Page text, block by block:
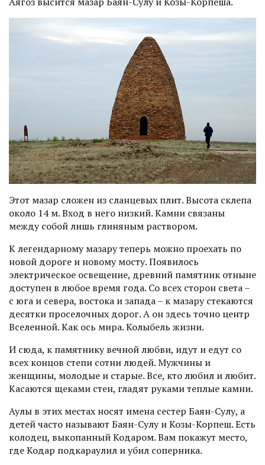
Этот мазар сложен из сланцевых плит. Высота склепа
около 14 м. Вход в него низкий. Камни связаны
между собой лишь глиняным раствором.
К легендарному мазару теперь можно проехать по
новой дороге и новому мосту. Появилось
электрическое освещение, древний памятник отныне
доступен в любое время года. Со всех сторон света –
с юга и севера, востока и запада – к мазару стекаются
десятки проселочных дорог. А он здесь точно центр
Вселенной. Как ось мира. Колыбель жизни.
И сюда, к памятнику вечной любви, идут и едут со
всех концов степи сотни людей. Мужчины и
женщины, молодые и старые. Все, кто любил и любит.
Касаются щеками стен, гладят руками теплые камни.
Аулы в этих мес­тах носят имена сестер Баян-Сулу, а
детей часто называют Баян-Сулу и Козы-Корпеш. Есть
колодец, выкопанный Кодаром. Вам покажут место,
где Кодар подкараулил и убил соперника.